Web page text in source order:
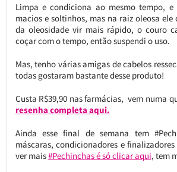
Limpa e condiciona ao mesmo tempo, e
macios e soltinhos, mas na raiz oleosa
da oleosidade vir mais rápido, o couro
coçar com o tempo, então suspendi o uso.
Mas, tenho várias amigas de cabelos
todas gostaram bastante desse produto!
Custa R$39,90 nas farmácias, vem numa
resenha completa aqui.
Ainda esse final de semana tem
máscaras, condicionadores e
ver mais#Pechinchas é só clicar aqui, tem